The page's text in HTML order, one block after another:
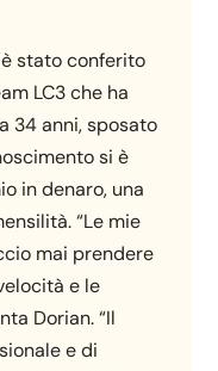
stato conferito
LC3 che ha
34 anni, sposato
si è
in denaro, una
“Le mie
mai prendere
e le
Dorian. “Il
e di